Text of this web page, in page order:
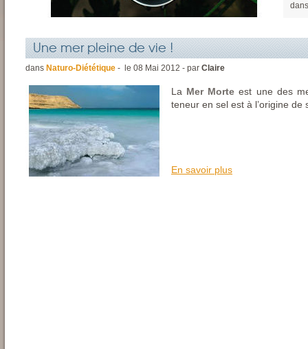
Une mer pleine de vie !
dans Naturo-Diététique - le 08 Mai 2012 - par Claire
La Mer Morte est une des
teneur en sel est à l’origine de
En savoir plus